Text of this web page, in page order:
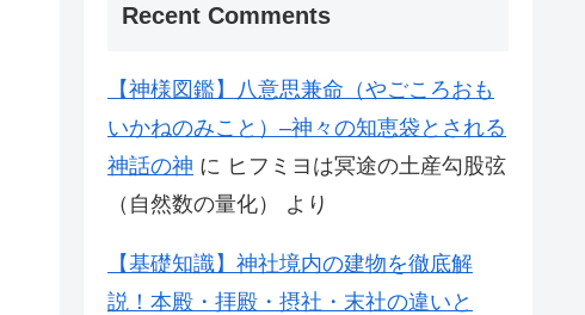
Recent Comments
【神様図鑑】八意思兼命（やごころおも
いかねのみこと）–神々の知恵袋とされる
神話の神 に ヒフミヨは冥途の土産勾股弦
（自然数の量化）
より
【基礎知識】神社境内の建物を徹底解
説！本殿・拝殿・摂社・末社の違いと